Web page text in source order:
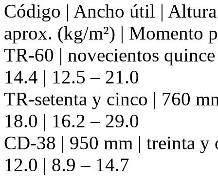
Código | Ancho útil |
aprox. (kg/m²) | Momento
TR-60 | novecientos
14.4 | 12.5 – 21.0
TR-setenta y cinco | 760
18.0 | 16.2 – 29.0
CD-38 | 950 mm | treinta y
12.0 | 8.9 – 14.7